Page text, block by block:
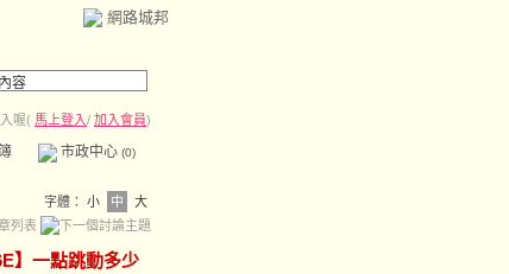
網路城邦
喔( 馬上登入/ 加入會員)
市政中心 (0)
字體： 小 中 大
】一點跳動多少